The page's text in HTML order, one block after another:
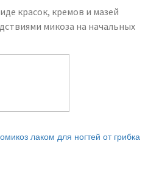
красок, кремов и мазей
микоза на начальных
лаком для ногтей от грибка